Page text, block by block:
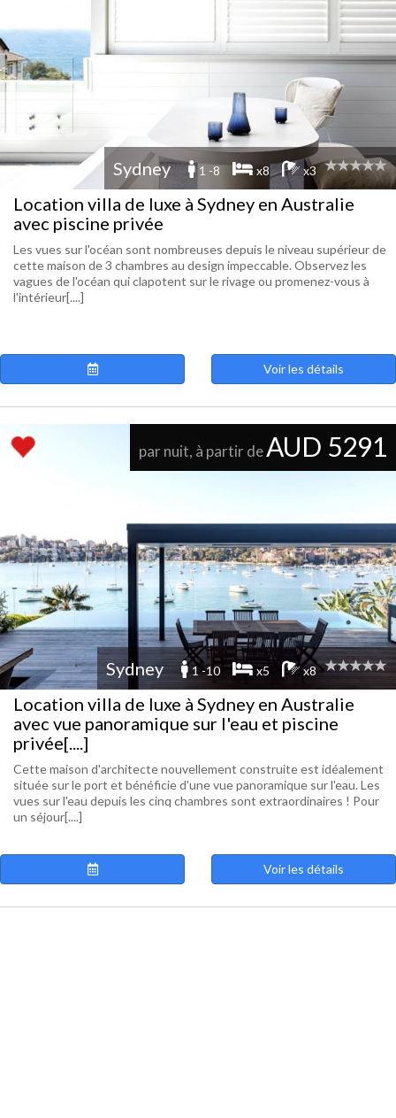
Sydney 1 -8 x8 x3
Location villa de luxe à Sydney en Australie
avec piscine privée
Les vues sur l'océan sont nombreuses depuis le niveau supérieur de
cette maison de 3 chambres au design impeccable. Observez les
vagues de l'océan qui clapotent sur le rivage ou promenez-vous à
l'intérieur[....]
Voir les détails
par nuit, à partir deAUD 5291
Sydney 1 -10 x5 x8
Location villa de luxe à Sydney en Australie
avec vue panoramique sur l'eau et piscine
privée[....]
Cette maison d'architecte nouvellement construite est idéalement
située sur le port et bénéficie d'une vue panoramique sur l'eau. Les
vues sur l'eau depuis les cinq chambres sont extraordinaires ! Pour
un séjour[....]
Voir les détails